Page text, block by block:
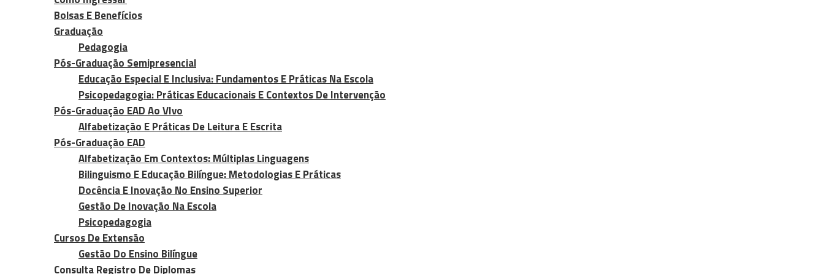
Bolsas E Benefícios
Graduação
Pedagogia
Pós-Graduação Semipresencial
Educação Especial E Inclusiva: Fundamentos E Práticas Na Escola
Psicopedagogia: Práticas Educacionais E Contextos De Intervenção
Pós-Graduação EAD Ao VIvo
Alfabetização E Práticas De Leitura E Escrita
Pós-Graduação EAD
Alfabetização Em Contextos: Múltiplas Linguagens
Bilinguismo E Educação Bilíngue: Metodologias E Práticas
Docência E Inovação No Ensino Superior
Gestão De Inovação Na Escola
Psicopedagogia
Cursos De Extensão
Gestão Do Ensino Bilíngue
Consulta Registro De Diplomas